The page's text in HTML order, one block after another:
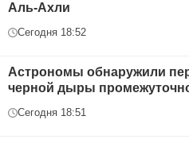
Аль-Ахли
Сегодня 18:52
Астрономы обнаружили
черной дыры
Сегодня 18:51